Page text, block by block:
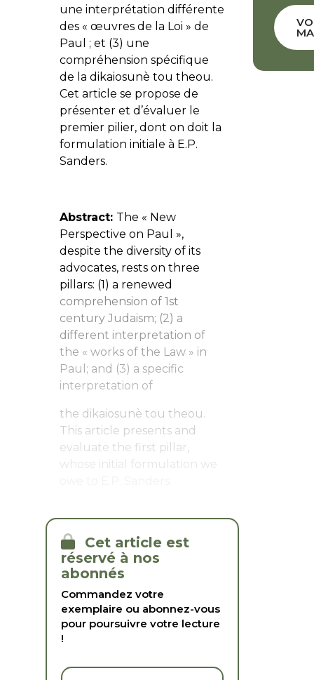
une interprétation différente
des « œuvres de la Loi » de
Paul ; et (3) une
compréhension spécifique
de la dikaiosunè tou theou.
Cet article se propose de
présenter et d’évaluer le
premier pilier, dont on doit la
formulation initiale à E.P.
Sanders.
Abstract: The « New
Perspective on Paul »,
despite the diversity of its
advocates, rests on three
pillars: (1) a renewed
comprehension of 1st
century Judaism; (2) a
different interpretation of
the « works of the Law » in
Paul; and (3) a specific
interpretation of
the dikaiosunè tou theou.
This article presents and
evaluate the first pillar,
whose initial formulation we
Cet article est
réservé à nos
abonnés
Commandez votre
exemplaire ou abonnez-vous
pour poursuivre votre lecture
!